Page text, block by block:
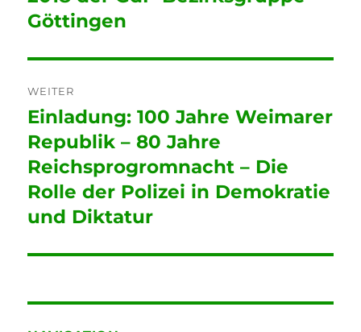
Göttingen
WEITER
Nächster
Beitrag:
Einladung: 100 Jahre Weimarer
Republik – 80 Jahre
Reichsprogromnacht – Die
Rolle der Polizei in Demokratie
und Diktatur